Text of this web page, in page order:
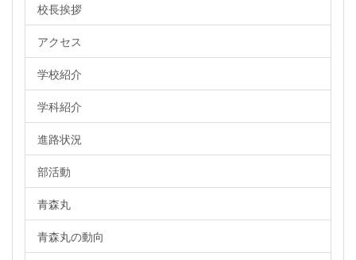
校長挨拶
アクセス
学校紹介
学科紹介
進路状況
部活動
青森丸
青森丸の動向